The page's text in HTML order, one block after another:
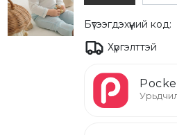
Бүтээгдэхүүний код:
Хүргэлттэй